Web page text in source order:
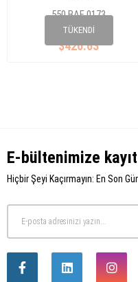
TÜKENDI
550 BAF 0173
$420.63
8K0 598 625
E-bültenimize
Hiçbir Şeyi Kaçırmayın: En Son